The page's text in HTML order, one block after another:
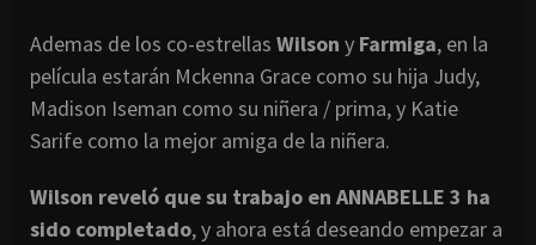
Ademas de los co-estrellas Wilson y Farmiga, en la
película estarán Mckenna Grace como su hija Judy,
Madison Iseman como su niñera / prima, y Katie
Sarife como la mejor amiga de la niñera.
Wilson reveló que su trabajo en ANNABELLE 3 ha
sido completado, y ahora está deseando empezar a